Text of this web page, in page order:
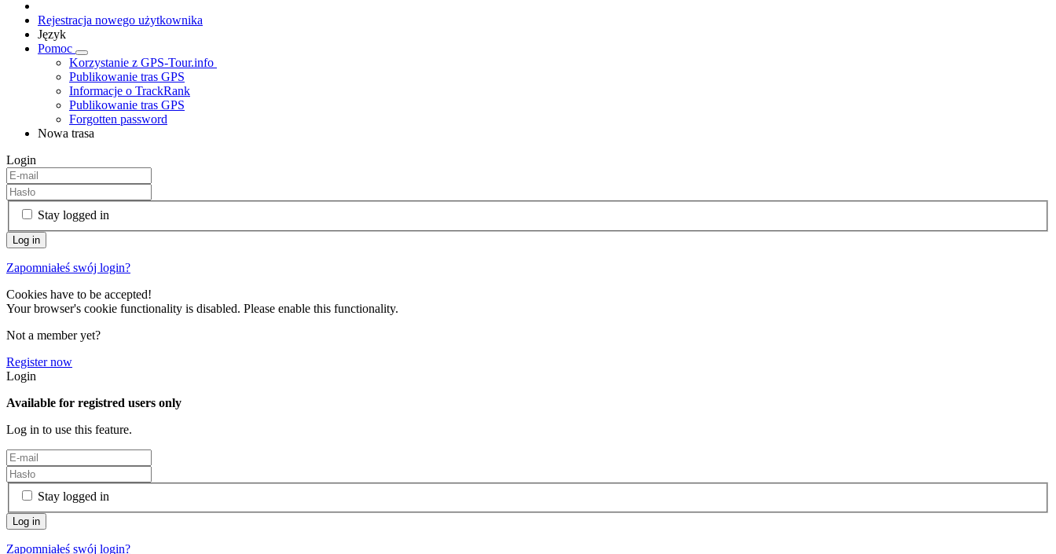
Rejestracja nowego użytkownika
Język
Pomoc
Korzystanie z GPS-Tour.info
Publikowanie tras GPS
Informacje o TrackRank
Publikowanie tras GPS
Forgotten password
Nowa trasa
Login
Stay logged in
Zapomniałeś swój login?
Cookies have to be accepted!
Your browser's cookie functionality is disabled. Please enable this functionality.
Not a member yet?
Register now
Login
Available for registred users only
Log in to use this feature.
Stay logged in
Zapomniałeś swój login?